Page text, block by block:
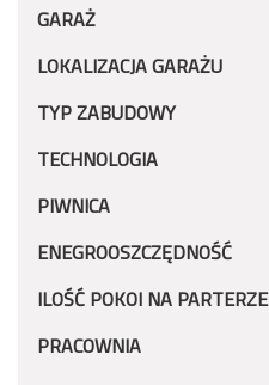
GARAŻ
LOKALIZACJA GARAŻU
TYP ZABUDOWY
TECHNOLOGIA
PIWNICA
ENEGROOSZCZĘDNOŚĆ
ILOŚĆ POKOI NA PARTERZE
PRACOWNIA